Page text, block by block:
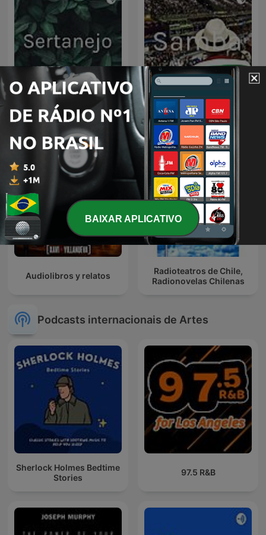
Sertanejo Samba
Audiolibros y relatos
Radioteatros de Chile,
Radionovelas Chilenas
Podcasts internacionais de Artes
Sherlock Holmes Bedtime
Stories
97.5 R&B
BAIXAR APLICATIVO